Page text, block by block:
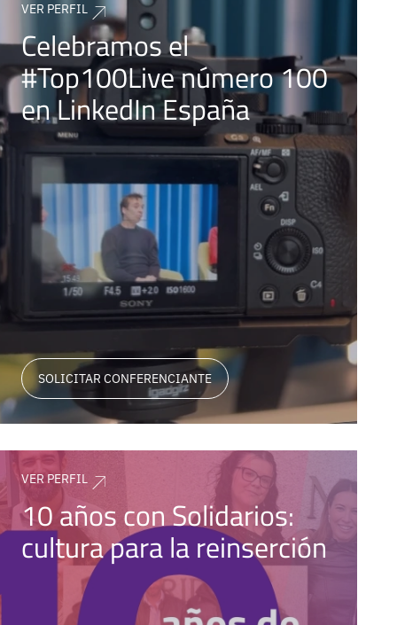
VER PERFIL
Celebramos el
#Top100Live número 100
en LinkedIn España
SOLICITAR CONFERENCIANTE
VER PERFIL
10 años con Solidarios:
cultura para la reinserción